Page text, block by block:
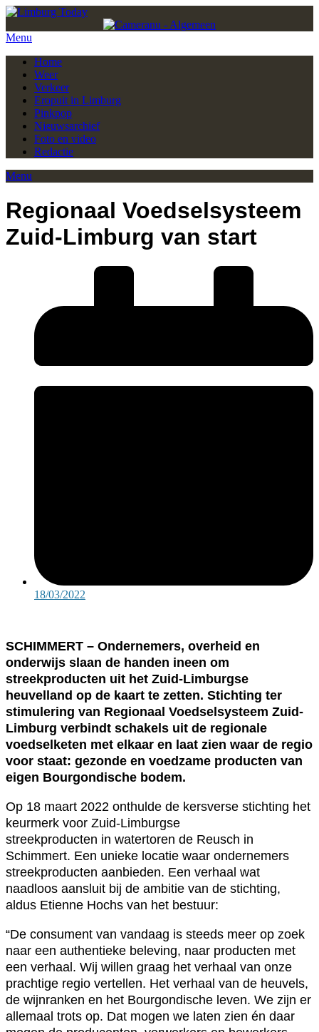
Menu
Home
Weer
Verkeer
Eropuit in Limburg
Pinkpop
Nieuwsarchief
Foto en video
Redactie
Menu
Regionaal Voedselsysteem
Zuid-Limburg van start
18/03/2022
SCHIMMERT – Ondernemers, overheid en
onderwijs slaan de handen ineen om
streekproducten uit het Zuid-Limburgse
heuvelland op de kaart te zetten. Stichting ter
stimulering van Regionaal Voedselsysteem Zuid-
Limburg verbindt schakels uit de regionale
voedselketen met elkaar en laat zien waar de regio
voor staat: gezonde en voedzame producten van
eigen Bourgondische bodem.
Op 18 maart 2022 onthulde de kersverse stichting het
keurmerk voor Zuid-Limburgse
streekproducten in watertoren de Reusch in
Schimmert. Een unieke locatie waar ondernemers
streekproducten aanbieden. Een verhaal wat
naadloos aansluit bij de ambitie van de stichting,
aldus Etienne Hochs van het bestuur:
“De consument van vandaag is steeds meer op zoek
naar een authentieke beleving, naar producten met
een verhaal. Wij willen graag het verhaal van onze
prachtige regio vertellen. Het verhaal van de heuvels,
de wijnranken en het Bourgondische leven. We zijn er
allemaal trots op. Dat mogen we laten zien én daar